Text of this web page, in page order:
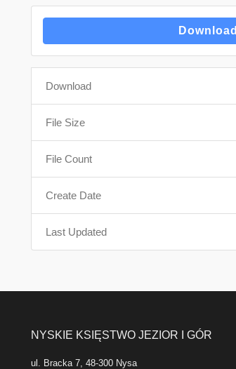
Download
Download
File Size
File Count
Create Date
Last Updated
NYSKIE KSIĘSTWO JEZIOR I GÓR
ul. Bracka 7, 48-300 Nysa